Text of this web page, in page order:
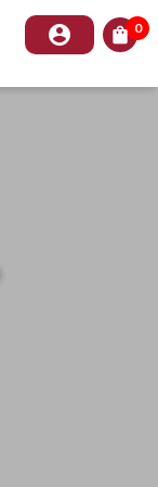
account_circle shopping_bag 0